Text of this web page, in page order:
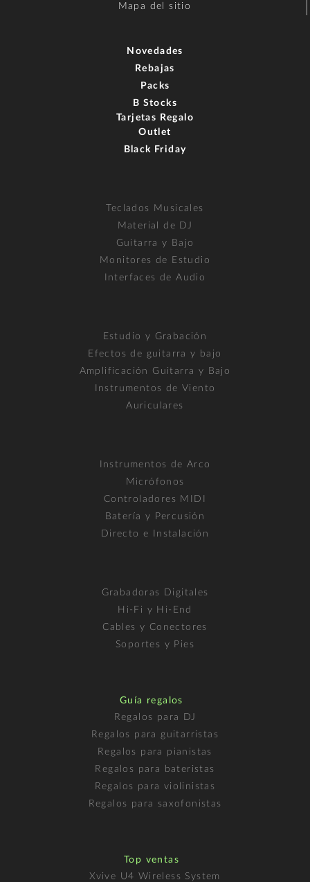
Mapa del sitio
Novedades
Rebajas
Packs
B Stocks
Tarjetas Regalo
Outlet
Black Friday
Teclados Musicales
Material de DJ
Guitarra y Bajo
Monitores de Estudio
Interfaces de Audio
Estudio y Grabación
Efectos de guitarra y bajo
Amplificación Guitarra y Bajo
Instrumentos de Viento
Auriculares
Instrumentos de Arco
Micrófonos
Controladores MIDI
Batería y Percusión
Directo e Instalación
Grabadoras Digitales
Hi-Fi y Hi-End
Cables y Conectores
Soportes y Pies
Guía regalos
Regalos para DJ
Regalos para guitarristas
Regalos para pianistas
Regalos para bateristas
Regalos para violinistas
Regalos para saxofonistas
Top ventas
Xvive U4 Wireless System